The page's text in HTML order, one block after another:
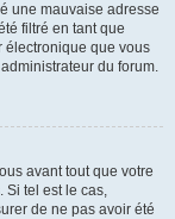
une mauvaise adresse
filtré en tant que
électronique que vous
du forum.
avant tout que votre
Si tel est le cas,
de ne pas avoir été